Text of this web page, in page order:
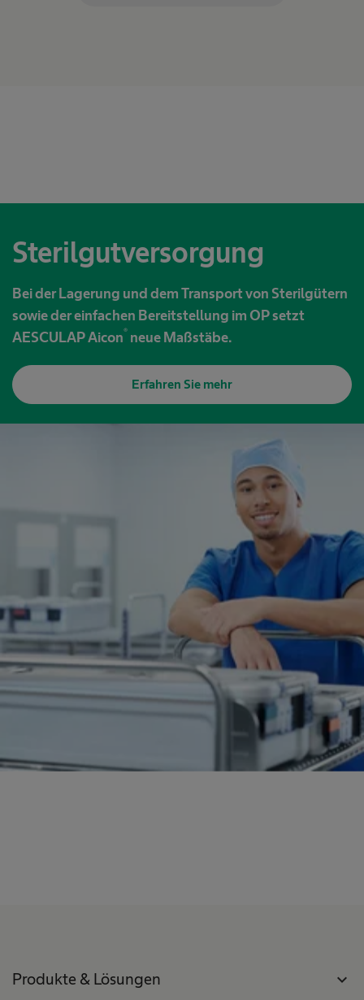
Sterilgutversorgung
Bei der Lagerung und dem Transport von Sterilgütern
sowie der einfachen Bereitstellung im OP setzt
AESCULAP Aicon® neue Maßstäbe.
Erfahren Sie mehr
Produkte & Lösungen expand_more